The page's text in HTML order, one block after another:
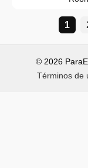
1
© 2026
Términos de